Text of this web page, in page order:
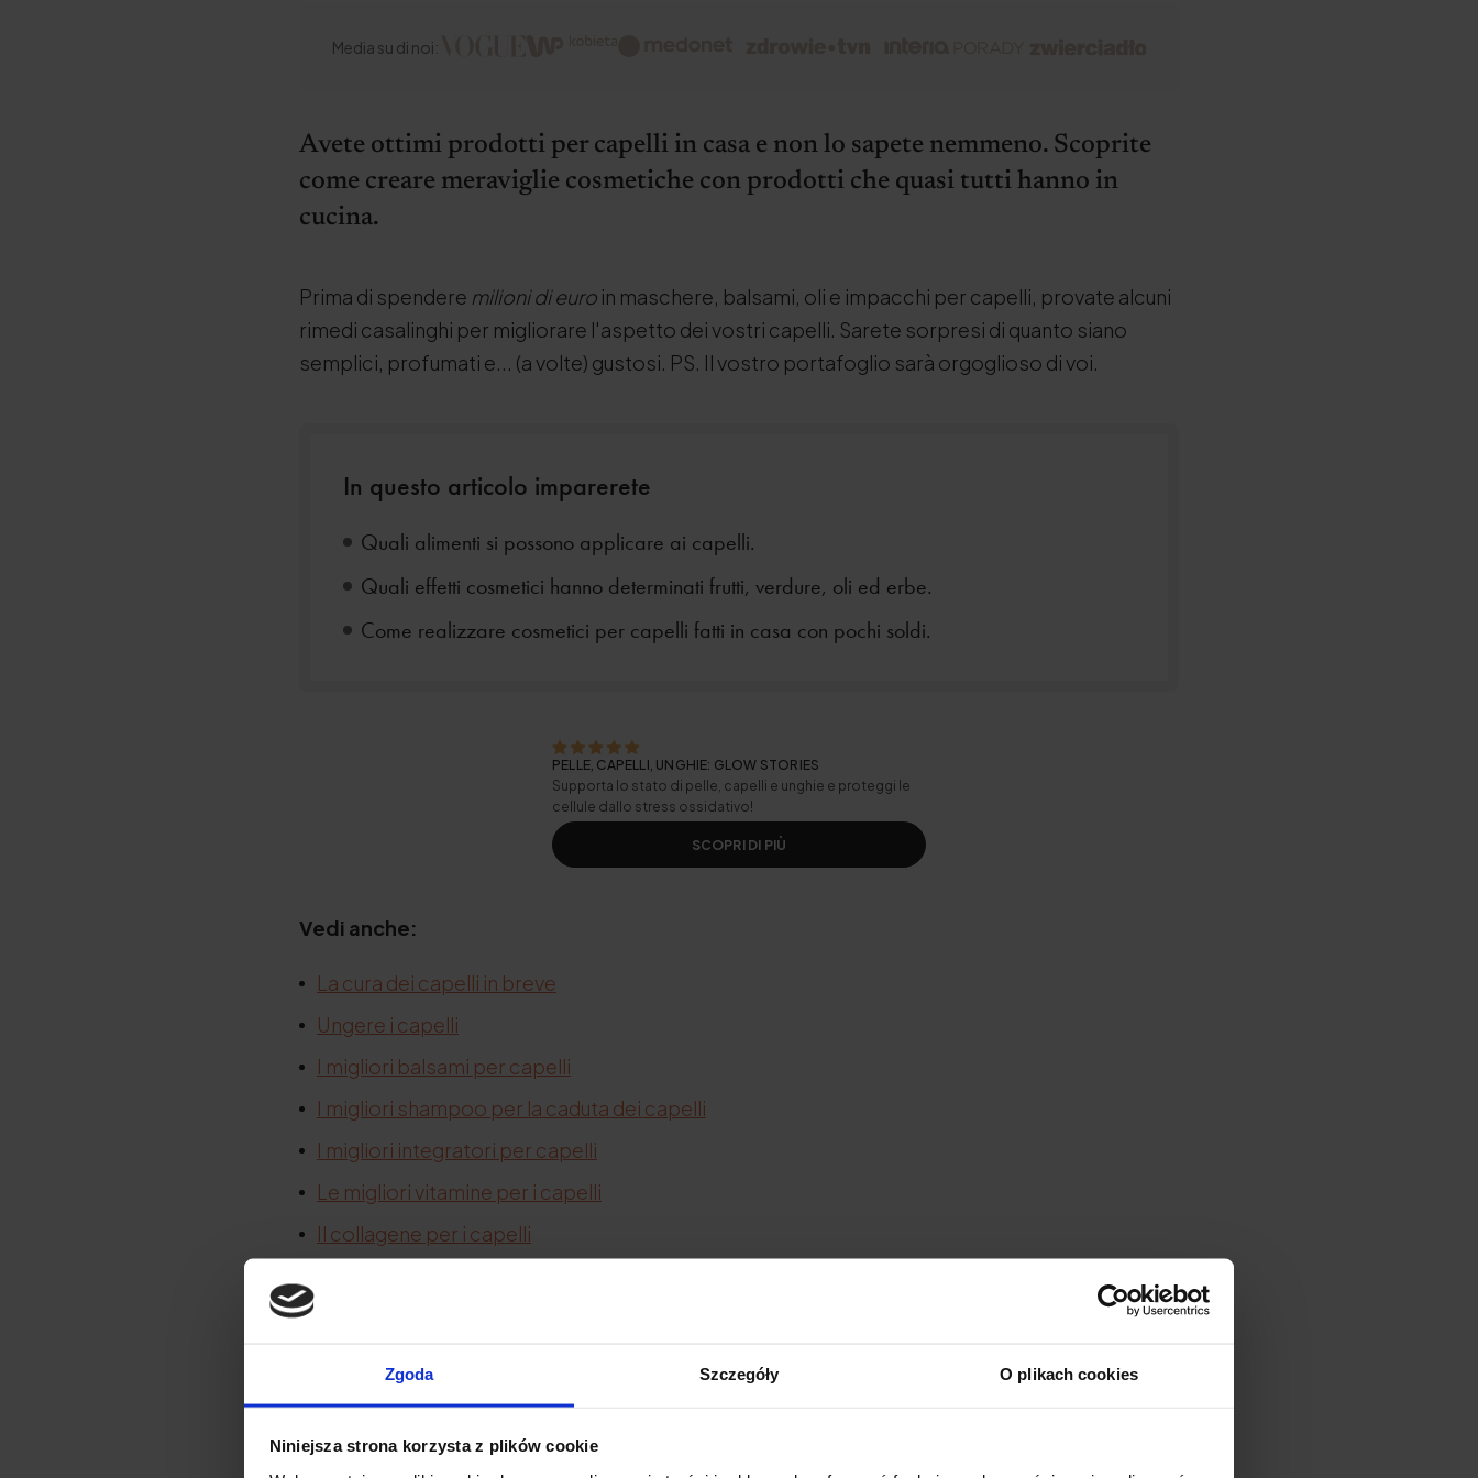
Zgoda Szczegóły O plikach cookies
Niniejsza strona korzysta z plików cookie
Media su di noi:
Avete ottimi prodotti per capelli in casa e non lo sapete nemmeno. Scoprite
come creare meraviglie cosmetiche con prodotti che quasi tutti hanno in
cucina.
Prima di spendere milioni di euro in maschere, balsami, oli e impacchi per capelli, provate alcuni
rimedi casalinghi per migliorare l'aspetto dei vostri capelli. Sarete sorpresi di quanto siano
semplici, profumati e... (a volte) gustosi. PS. Il vostro portafoglio sarà orgoglioso di voi.
In questo articolo imparerete
Quali alimenti si possono applicare ai capelli.
Quali effetti cosmetici hanno determinati frutti, verdure, oli ed erbe.
Come realizzare cosmetici per capelli fatti in casa con pochi soldi.
PELLE, CAPELLI, UNGHIE: GLOW STORIES
Supporta lo stato di pelle, capelli e unghie e proteggi le
cellule dallo stress ossidativo!
SCOPRI DI PIÙ
Vedi anche:
La cura dei capelli in breve
Ungere i capelli
I migliori balsami per capelli
I migliori shampoo per la caduta dei capelli
I migliori integratori per capelli
Le migliori vitamine per i capelli
Il collagene per i capelli
Qui di seguito troverete dei"prodotti di bellezza
che potrete realizzare a casa vostra. La maggior parte di essi prevede uno o due ingredienti.